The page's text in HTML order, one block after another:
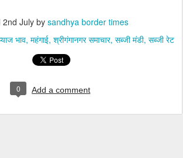
2nd July by sandhya border times
भाव महंगाई श्रीगंगानगर समाचार सब्जी मंडी सब्जी रेट
0 Add a comment